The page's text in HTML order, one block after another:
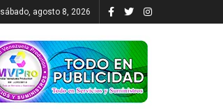
sábado, agosto 8, 2026